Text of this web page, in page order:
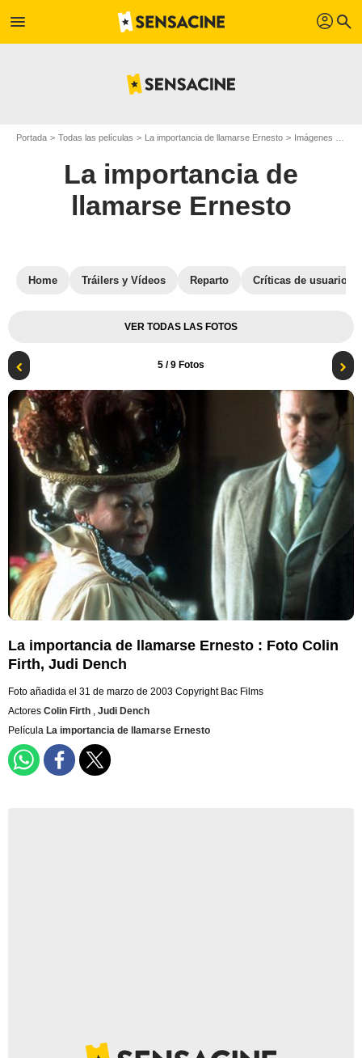
menu profil search
Portada Todas las películas La importancia de llamarse Ernesto Imágenes de la película La importancia de llamarse Ernesto
La importancia de
llamarse Ernesto
Home Tráilers y Vídeos Reparto Críticas de usuarios
VER TODAS LAS FOTOS
5 / 9 Fotos
La importancia de llamarse Ernesto : Foto Colin
Firth, Judi Dench
Foto añadida el 31 de marzo de 2003 Copyright Bac Films
Actores Colin Firth , Judi Dench
Película La importancia de llamarse Ernesto